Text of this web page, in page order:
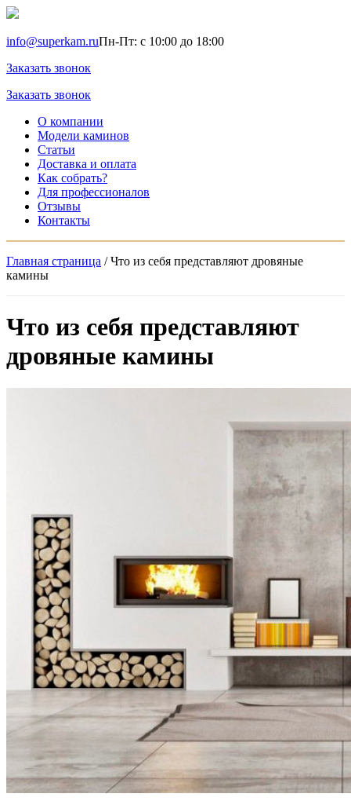
info@superkam.ruПн-Пт: с 10:00 до 18:00
Заказать звонок
Заказать звонок
О компании
Модели каминов
Статьи
Доставка и оплата
Как собрать?
Для профессионалов
Отзывы
Контакты
Главная страница /Что из себя представляют дровяные
камины
Что из себя представляют
дровяные камины